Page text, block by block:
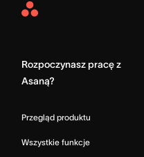
Asana
Rozpoczynasz pracę z
Asaną?
Przegląd produktu
Wszystkie funkcje